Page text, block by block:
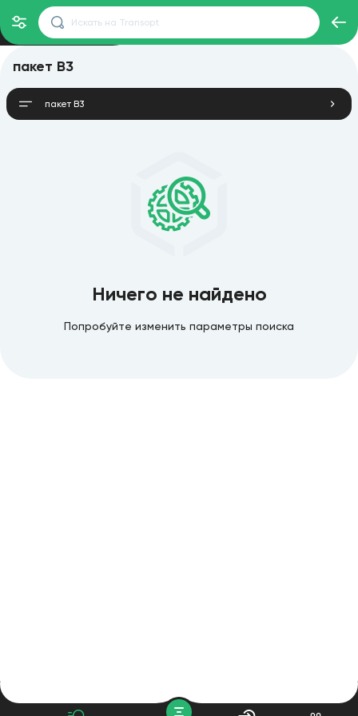
пакет B3
пакет B3
Ничего не найдено
Попробуйте изменить параметры поиска